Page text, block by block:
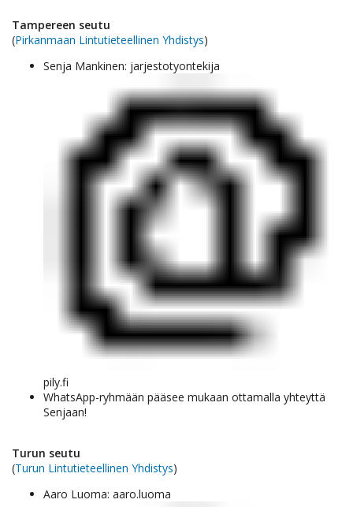
Tampereen seutu
(Pirkanmaan Lintutieteellinen Yhdistys)
Senja Mankinen: jarjestotyontekija
pily.fi
WhatsApp-ryhmään pääsee mukaan ottamalla yhteyttä
Senjaan!
Turun seutu
(Turun Lintutieteellinen Yhdistys)
Aaro Luoma: aaro.luoma